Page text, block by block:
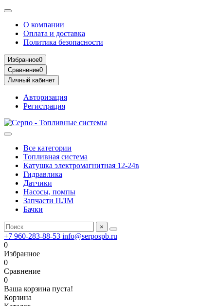
О компании
Оплата и доставка
Политика безопасности
Избранное0
Сравнение0
Личный кабинет
Авторизация
Регистрация
Все категории
Топливная система
Катушка электромагнитная 12-24в
Гидравлика
Датчики
Насосы, помпы
Запчасти ПЛМ
Бачки
×
+7 960-283-88-53 info@serpospb.ru
0
Избранное
0
Сравнение
0
Ваша корзина пуста!
Корзина